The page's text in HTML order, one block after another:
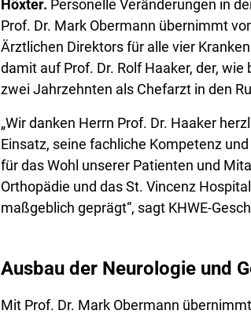
Höxter. Personelle Veränderungen in
Prof. Dr. Mark Obermann übernimmt
Ärztlichen Direktors für alle vier
damit auf Prof. Dr. Rolf Haaker, der,
zwei Jahrzehnten als Chefarzt in den
„Wir danken Herrn Prof. Dr. Haaker
Einsatz, seine fachliche Kompetenz
für das Wohl unserer Patienten und
Orthopädie und das St. Vincenz
maßgeblich geprägt“, sagt KHWE-
Ausbau der Neurologie und
Mit Prof. Dr. Mark Obermann